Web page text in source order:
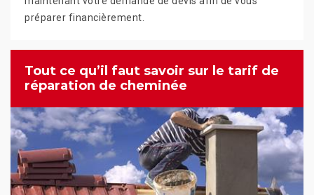
préparer financièrement.
Tout ce qu’il faut savoir sur le tarif de
réparation de cheminée